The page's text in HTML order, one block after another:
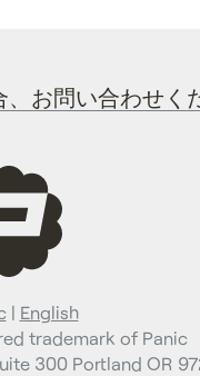
お問い合わせく
| English
trademark of Panic
300 Portland OR